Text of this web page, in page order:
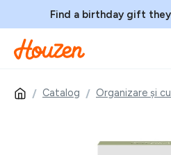
Find a birthday gift
Catalog Organizare și